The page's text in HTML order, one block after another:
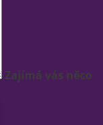
Zajímá vás něco